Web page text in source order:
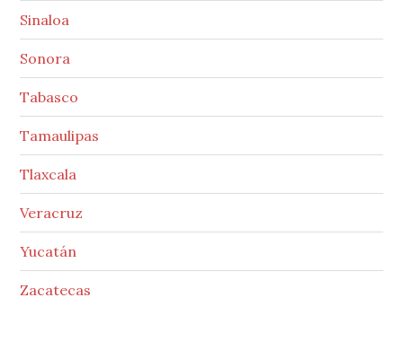
Sinaloa
Sonora
Tabasco
Tamaulipas
Tlaxcala
Veracruz
Yucatán
Zacatecas